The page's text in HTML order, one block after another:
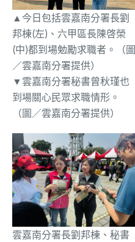
▲今日包括雲嘉南分署長劉
邦棟(左)、六甲區長陳啓榮
(中)都到場勉勵求職者。（圖
／雲嘉南分署提供）
▼雲嘉南分署秘書曾秋瑾也
到場關心民眾求職情形。
（圖／雲嘉南分署提供）
雲嘉南分署長劉邦棟、秘書